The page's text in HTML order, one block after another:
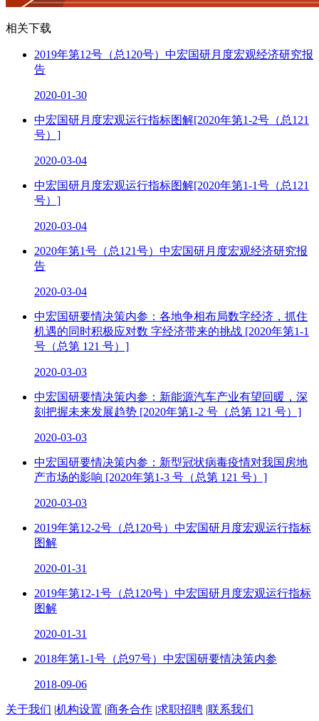
相关下载
2019年第12号（总120号）中宏国研月度宏观经济研究报
告
2020-01-30
中宏国研月度宏观运行指标图解[2020年第1-2号（总121
号）]
2020-03-04
中宏国研月度宏观运行指标图解[2020年第1-1号（总121
号）]
2020-03-04
2020年第1号（总121号）中宏国研月度宏观经济研究报
告
2020-03-04
中宏国研要情决策内参：各地争相布局数字经济，抓住
机遇的同时积极应对数 字经济带来的挑战 [2020年第1-1
号（总第 121 号）]
2020-03-03
中宏国研要情决策内参：新能源汽车产业有望回暖，深
刻把握未来发展趋势 [2020年第1-2 号（总第 121 号）]
2020-03-03
中宏国研要情决策内参：新型冠状病毒疫情对我国房地
产市场的影响 [2020年第1-3 号（总第 121 号）]
2020-03-03
2019年第12-2号（总120号）中宏国研月度宏观运行指标
图解
2020-01-31
2019年第12-1号（总120号）中宏国研月度宏观运行指标
图解
2020-01-31
2018年第1-1号（总97号）中宏国研要情决策内参
2018-09-06
关于我们 |机构设置 |商务合作 |求职招聘 |联系我们